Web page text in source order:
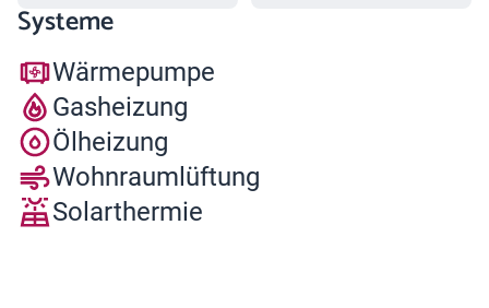
Systeme
Wärmepumpe
Gasheizung
Ölheizung
Wohnraumlüftung
Solarthermie